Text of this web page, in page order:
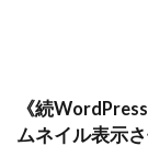
《続
ムネイル表示